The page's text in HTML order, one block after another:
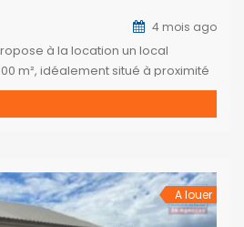
4 mois ago
à la location un local
m², idéalement situé à proximité
à Saint-Pierre, dans un secteur
Ce bien offre de nombreuses
[…]
A louer